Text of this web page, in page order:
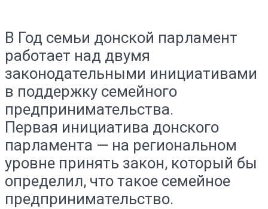
В Год семьи донской парламент
работает над двумя
законодательными инициативами
в поддержку семейного
предпринимательства.
Первая инициатива донского
парламента — на региональном
уровне принять закон, который бы
определил, что такое семейное
предпринимательство.